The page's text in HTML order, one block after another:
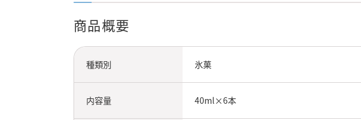
商品概要
種類別 氷菓
内容量 40ml×6本